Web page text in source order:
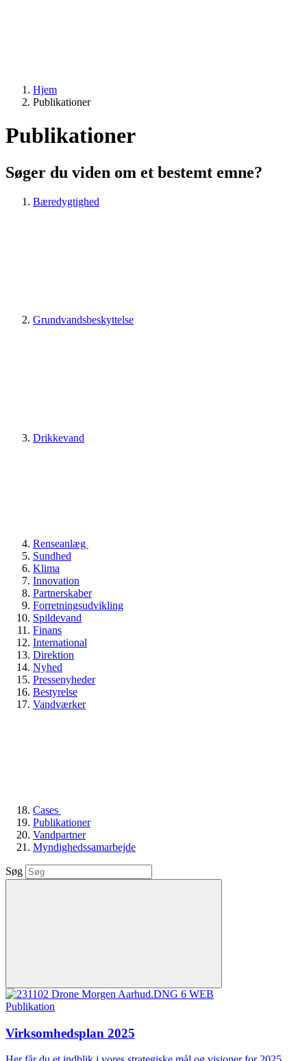
Hjem
Publikationer
Publikationer
Søger du viden om et bestemt emne?
Bæredygtighed
Grundvandsbeskyttelse
Drikkevand
Renseanlæg
Sundhed
Klima
Innovation
Partnerskaber
Forretningsudvikling
Spildevand
Finans
International
Direktion
Nyhed
Pressenyheder
Bestyrelse
Vandværker
Cases
Publikationer
Vandpartner
Myndighedssamarbejde
Søg
Publikation
Virksomhedsplan 2025